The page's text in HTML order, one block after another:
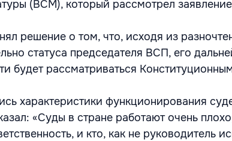
(ВСМ), который рассмотрел
решение о том, что, исходя из
статуса председателя ВСП, его
будет рассматриваться
характеристики функционирования
«Суды в стране работают очень
и кто, как не руководитель